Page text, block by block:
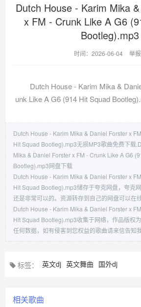
Dutch House - Karim Mika
x FM - Crunk Like A G6
Bootleg).mp3
时间：2026-06-04 举报
Dutch House - Karim Mika &
unk Like A G6 (914 Hit Squad
Dutch House - Karim Mika & Daniel Forster x
Hit Squad Bootleg).mp3无损MP3歌曲免费下载
Mika & Daniel Forster x FM - Crunk Like A G6
Bootleg).mp3网盘下载
Dutch House - Karim Mika & Daniel Forster x
Hit Squad Bootleg).mp3储存于夸克网盘，夸克
还是非常可以的。资源转存到自己的网盘可以在
Dutch House - Karim Mika & Daniel Forster x
Hit Squad Bootleg).mp3收集于网络，作品版权
任何数据，如有侵害到您权益的歌曲请来信告知
标签： 英文dj 英文舞曲 国外dj
相关歌曲